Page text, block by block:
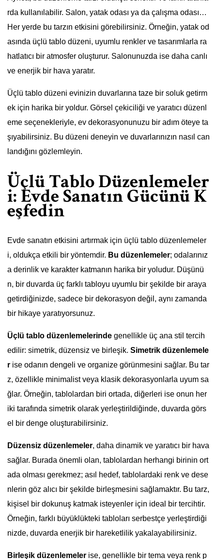
rda kullanılabilir. Salon, yatak odası ya da çalışma odası…
Her yerde bu tarzın etkisini görebilirsiniz. Örneğin, yatak od
asında üçlü tablo düzeni, uyumlu renkler ve tasarımlarla ra
hatlatıcı bir atmosfer oluşturur. Salonunuzda ise daha canlı
ve enerjik bir hava yaratır.
Üçlü tablo düzeni evinizin duvarlarına taze bir soluk getirm
ek için harika bir yoldur. Görsel çekiciliği ve yaratıcı düzenl
eme seçenekleriyle, ev dekorasyonunuzu bir adım öteye ta
şıyabilirsiniz. Bu düzeni deneyin ve duvarlarınızın nasıl can
landığını gözlemleyin.
Üçlü Tablo Düzenlemeler
i: Evde Sanatın Gücünü K
eşfedin
Evde sanatın etkisini artırmak için üçlü tablo düzenlemeler
i, oldukça etkili bir yöntemdir. Bu düzenlemeler; odalarınız
a derinlik ve karakter katmanın harika bir yoludur. Düşünü
n, bir duvarda üç farklı tabloyu uyumlu bir şekilde bir araya
getirdiğinizde, sadece bir dekorasyon değil, aynı zamanda
bir hikaye yaratıyorsunuz.
Üçlü tablo düzenlemelerinde genellikle üç ana stil tercih
edilir: simetrik, düzensiz ve birleşik. Simetrik düzenlemele
r ise odanın dengeli ve organize görünmesini sağlar. Bu tar
z, özellikle minimalist veya klasik dekorasyonlarla uyum sa
ğlar. Örneğin, tablolardan biri ortada, diğerleri ise onun her
iki tarafında simetrik olarak yerleştirildiğinde, duvarda görs
el bir denge oluşturabilirsiniz.
Düzensiz düzenlemeler, daha dinamik ve yaratıcı bir hava
sağlar. Burada önemli olan, tablolardan herhangi birinin ort
ada olması gerekmez; asıl hedef, tablolardaki renk ve dese
nlerin göz alıcı bir şekilde birleşmesini sağlamaktır. Bu tarz,
kişisel bir dokunuş katmak isteyenler için ideal bir tercihtir.
Örneğin, farklı büyüklükteki tabloları serbestçe yerleştirdiği
nizde, duvarda enerjik bir hareketlilik yakalayabilirsiniz.
Birleşik düzenlemeler ise, genellikle bir tema veya renk p